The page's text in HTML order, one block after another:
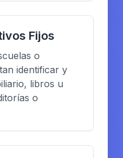
Fijos
o
identificar y
libros u
o